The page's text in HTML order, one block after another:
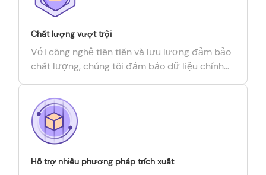
Chất lượng vượt trội
Với công nghệ tiên tiến và lưu lượng đảm bảo
chất lượng, chúng tôi đảm bảo dữ liệu chính
Hỗ trợ nhiều phương pháp trích xuất